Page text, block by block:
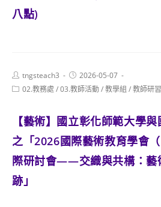
八點)
Post
author:
tngsteach3
Post
published:
2026-05-07
Post02.教務處 /03.教師活動/教學組 /教師研習
【藝術】國立彰化師範大學
之「2026國際藝術教育學會
際研討會——交織與共構：藝
跡」